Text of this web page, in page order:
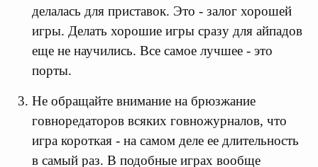
делалась для приставок. Это - залог хорошей
игры. Делать хорошие игры сразу для айпадов
еще не научились. Все самое лучшее - это
порты.
Не обращайте внимание на брюзжание
говноредаторов всяких говножурналов, что
игра короткая - на самом деле ее длительность
в самый раз. В подобные играх вообще